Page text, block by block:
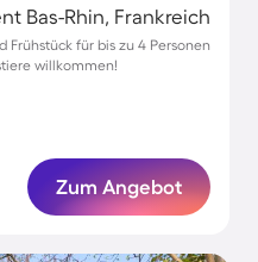
Bas-Rhin, Frankreich
für bis zu 4 Personen
willkommen!
Zum Angebot